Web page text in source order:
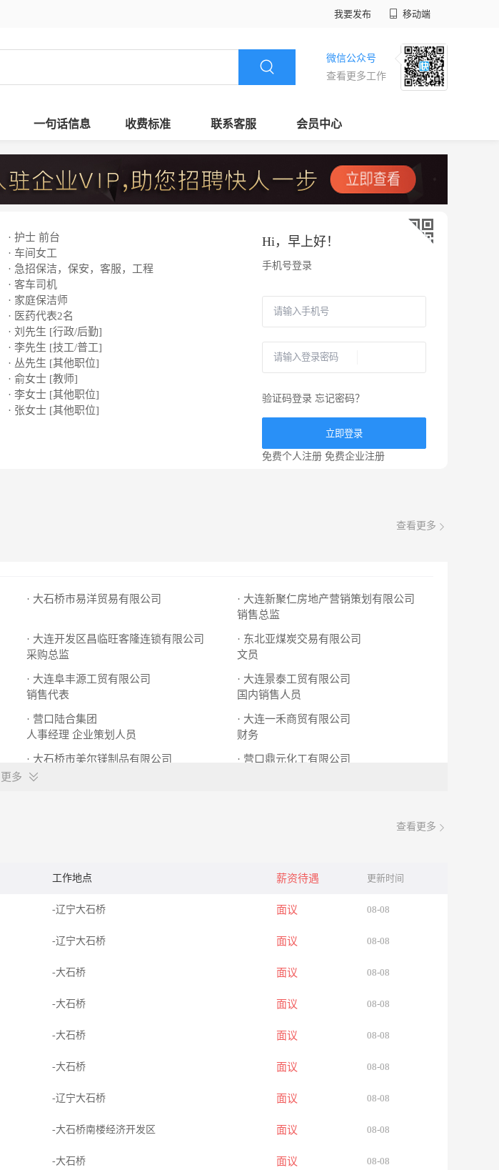
我要发布 移动端
微信公众号
查看更多工作
一句话信息 收费标准 联系客服 会员中心
· 护士 前台
· 车间女工
· 急招保洁，保安，客服，工程
· 客车司机
· 家庭保洁师
· 医药代表2名
· 刘先生 [行政/后勤]
· 李先生 [技工/普工]
· 丛先生 [其他职位]
· 俞女士 [教师]
· 李女士 [其他职位]
· 张女士 [其他职位]
Hi， 早上好！
手机号登录
验证码登录 忘记密码？
立即登录
免费个人注册 免费企业注册
查看更多
· 大石桥市易洋贸易有限公司
· 大连新聚仁房地产营销策划有限公司
销售总监
· 大连开发区昌临旺客隆连锁有限公司
采购总监
· 东北亚煤炭交易有限公司
文员
· 大连阜丰源工贸有限公司
销售代表
· 大连景泰工贸有限公司
国内销售人员
· 营口陆合集团
人事经理 企业策划人员
· 大连一禾商贸有限公司
财务
· 大石桥市美尔镁制品有限公司
生产储备干部
· 营口鼎元化工有限公司
更多
查看更多
工作地点 薪资待遇 更新时间
-辽宁大石桥 面议 08-08
-辽宁大石桥 面议 08-08
-大石桥 面议 08-08
-大石桥 面议 08-08
-大石桥 面议 08-08
-大石桥 面议 08-08
-辽宁大石桥 面议 08-08
-大石桥南楼经济开发区 面议 08-08
-大石桥 面议 08-08